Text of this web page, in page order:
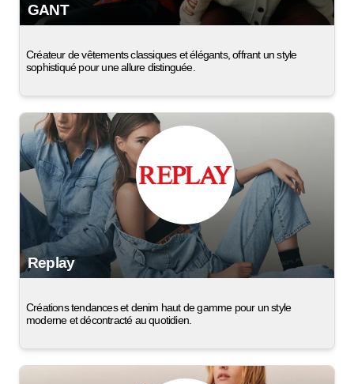
GANT
Créateur de vêtements classiques et élégants, offrant un style
sophistiqué pour une allure distinguée.
Replay
Créations tendances et denim haut de gamme pour un style
moderne et décontracté au quotidien.